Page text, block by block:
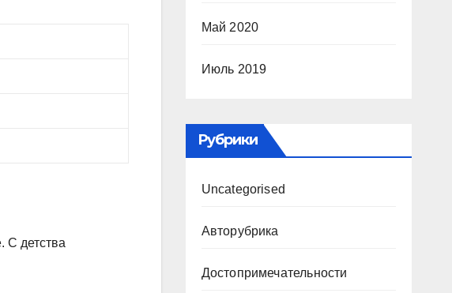
С детства
Май 2020
Июль 2019
Рубрики
Uncategorised
Авторубрика
Достопримечательности